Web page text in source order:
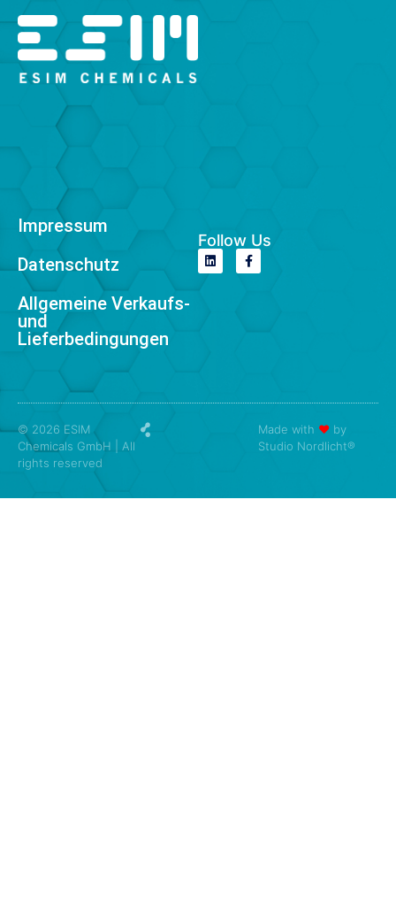
Impressum
Datenschutz
Allgemeine Verkaufs-
und
Lieferbedingungen
Follow Us
© 2026 ESIM
Chemicals GmbH | All
rights reserved
Made with ❤ by
Studio Nordlicht®